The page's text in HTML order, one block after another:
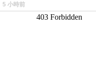
5 小時前